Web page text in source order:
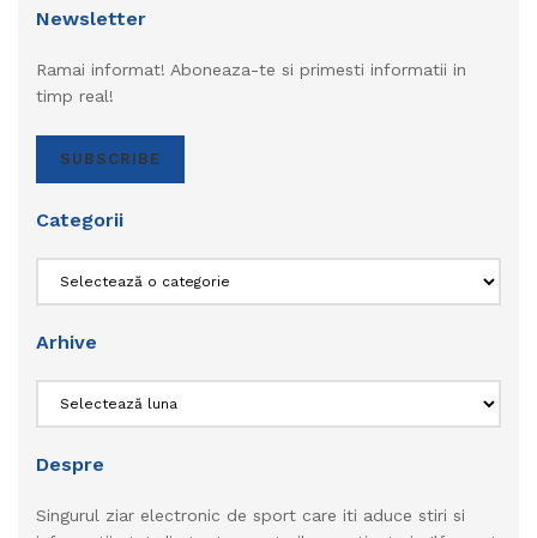
Newsletter
Ramai informat! Aboneaza-te si primesti informatii in
timp real!
SUBSCRIBE
Categorii
Arhive
Despre
Singurul ziar electronic de sport care iti aduce stiri si